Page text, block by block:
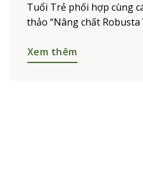
Tuổi Trẻ phối hợp cùng
thảo “Nâng chất Robusta
Xem thêm